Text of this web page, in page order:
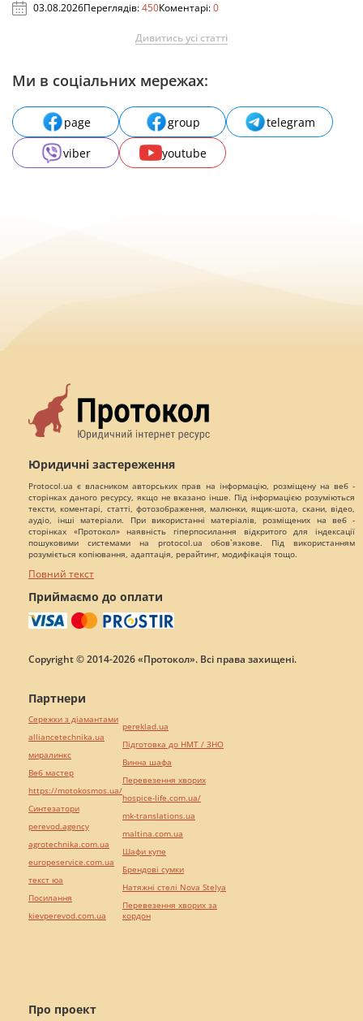
03.08.2026Переглядів:450Коментарі:0
Дивитись усі статті
Ми в соціальних мережах:
page group
telegram
viber
youtube
Юридичні застереження
Protocol.ua є власником авторських прав на інформацію, розміщену на веб -
сторінках даного ресурсу, якщо не вказано інше. Під інформацією розуміються
тексти, коментарі, статті, фотозображення, малюнки, ящик-шота, скани, відео,
аудіо, інші матеріали. При використанні матеріалів, розміщених на веб -
сторінках «Протокол» наявність гіперпосилання відкритого для індексації
пошуковими системами на protocol.ua обов`язкове. Під використанням
розуміється копіювання, адаптація, рерайтинг, модифікація тощо.
Повний текст
Приймаємо до оплати
Copyright © 2014-2026 «Протокол». Всі права захищені.
Про проект
Партнери
Сережки з діамантами
alliancetechnika.ua
миралинкс
Веб мастер
https://motokosmos.ua/
Синтезатори
perevod.agency
agrotechnika.com.ua
europeservice.com.ua
текст юа
Посилання
kievperevod.com.ua
pereklad.ua
Підготовка до НМТ / ЗНО
Винна шафа
Перевезення хворих
hospice-life.com.ua/
mk-translations.ua
maltina.com.ua
Шафи купе
Брендові сумки
Натяжні стелі Nova Stelya
Перевезення хворих за
кордон